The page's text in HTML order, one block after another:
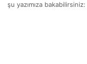
şu yazımıza bakabilirsiniz: